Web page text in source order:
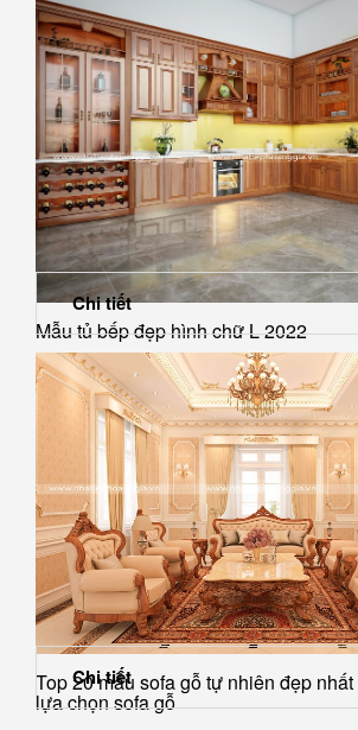
Mẫu tủ bếp đẹp hình chữ L 2022
Chi tiết
Top 20 mẫu sofa gỗ tự nhiên đẹp
lựa chọn sofa gỗ
Chi tiết